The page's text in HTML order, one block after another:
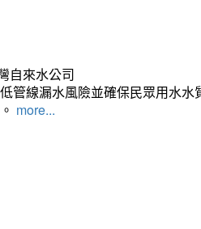
自來水公司
管線漏水風險並確保民眾用水
more...